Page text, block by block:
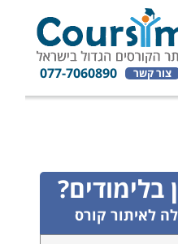
צור קשר 077-7060890
בלימודים?
לאיתור קורס